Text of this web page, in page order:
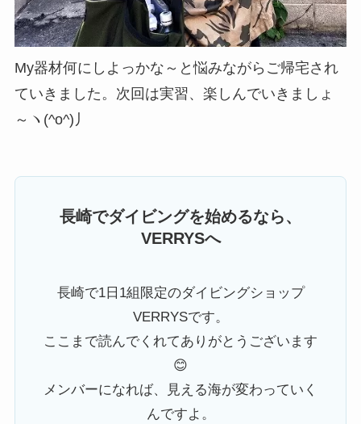
My器材何にしよっかな～と悩みながらご帰宅され
ていきました。次回は実習、楽しんでいきましょ
～ヽ(^o^)丿
長崎でダイビングを始めるなら、
VERRYSへ
長崎で1日1組限定のダイビングショップ
VERRYSです。
ここまで読んでくれてありがとうございます
😊
メンバーになれば、見える海が変わっていく
んですよ。